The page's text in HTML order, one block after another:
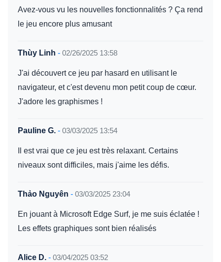
Avez-vous vu les nouvelles fonctionnalités ? Ça rend
le jeu encore plus amusant
Thùy Linh - 02/26/2025 13:58
J'ai découvert ce jeu par hasard en utilisant le
navigateur, et c'est devenu mon petit coup de cœur.
J'adore les graphismes !
Pauline G. - 03/03/2025 13:54
Il est vrai que ce jeu est très relaxant. Certains
niveaux sont difficiles, mais j'aime les défis.
Thảo Nguyên - 03/03/2025 23:04
En jouant à Microsoft Edge Surf, je me suis éclatée !
Les effets graphiques sont bien réalisés
Alice D. - 03/04/2025 03:52